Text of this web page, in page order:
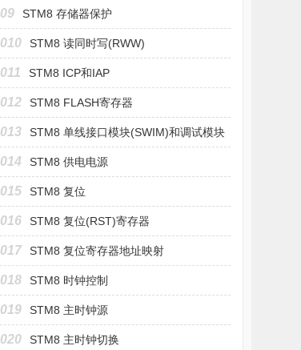
09 STM8 存储器保护
010 STM8 读同时写(RWW)
011 STM8 ICP和IAP
012 STM8 FLASH寄存器
013
STM8 单线接口模块(SWIM)和调试模块
(DM)
014 STM8 供电电源
015 STM8 复位
016 STM8 复位(RST)寄存器
017 STM8 复位寄存器地址映射
018 STM8 时钟控制
019 STM8 主时钟源
020 STM8 主时钟切换